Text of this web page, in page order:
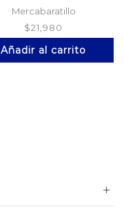
Mercabaratillo
$21,980
Añadir al carrito